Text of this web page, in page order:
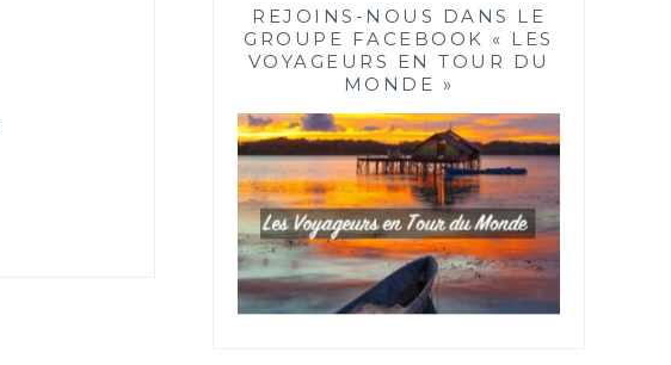
REJOINS-NOUS DANS LE
GROUPE FACEBOOK « LES
VOYAGEURS EN TOUR DU
MONDE »